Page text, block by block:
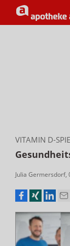
VITAMIN D-
Julia Germersdorf,